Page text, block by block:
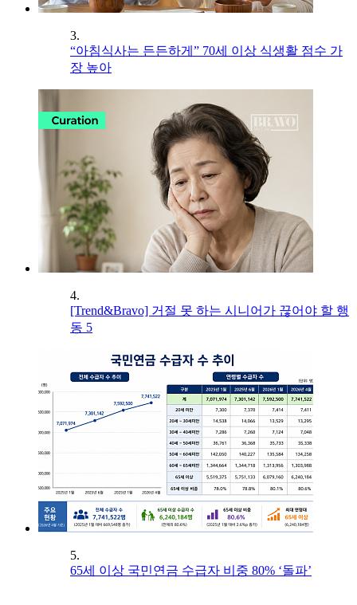
3.
“아침식사는 든든하게” 70세 이상 식생활 점수 가
장 높아
4.
[Trend&Bravo] 거절 못 하는 시니어가 끊어야 할 행
동 5
5.
65세 이상 국민연금 수급자 비중 80% ‘돌파’